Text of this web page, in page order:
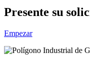
Presente su
Empezar